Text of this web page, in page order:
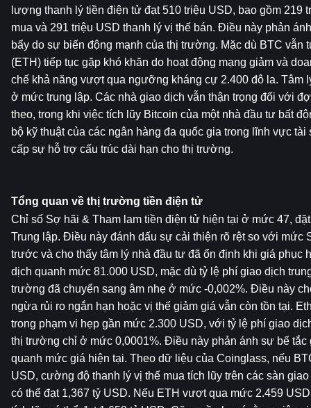
lượng thanh lý tiền điện tử đạt 510 triệu USD, bao gồm 219
mua và 291 triệu USD thanh lý vị thế bán. Điều này phản
bẩy do sự biến động mạnh của thị trường. Mặc dù BTC vẫn
(ETH) tiếp tục gặp khó khăn do hoạt động mạng giảm và
chế khả năng vượt qua ngưỡng kháng cự 2.400 đô la. Tâm
ở mức trung lập. Các nhà giao dịch vẫn thận trọng đối với
theo, trong khi việc tích lũy Bitcoin của một nhà đầu tư bất
bộ kỹ thuật của các ngân hàng đa quốc gia trong lĩnh vực tài
cấp sự hỗ trợ cấu trúc dài hạn cho thị trường.
Tổng quan về thị trường tiền điện tử
Chỉ số Sợ hãi & Tham lam tiền điện tử hiện tại ở mức 47,
Trung lập. Điều này đánh dấu sự cải thiện rõ rệt so với mức
trước và cho thấy tâm lý nhà đầu tư đã ổn định khi giá phục
dịch quanh mức 81.000 USD, mặc dù tỷ lệ phí giao dịch
trường đã chuyển sang âm nhẹ ở mức -0,002%. Điều này
ngừa rủi ro ngắn hạn hoặc vị thế giảm giá vẫn còn tồn tại.
trong phạm vi hẹp gần mức 2.300 USD, với tỷ lệ phí giao
thị trường chỉ ở mức 0,0001%. Điều này phản ánh sự bế tắc
quanh mức giá hiện tại. Theo dữ liệu của Coinglass, nếu
USD, cường độ thanh lý vị thế mua tích lũy trên các sàn
có thể đạt 1,367 tỷ USD. Nếu ETH vượt qua mức 2.459